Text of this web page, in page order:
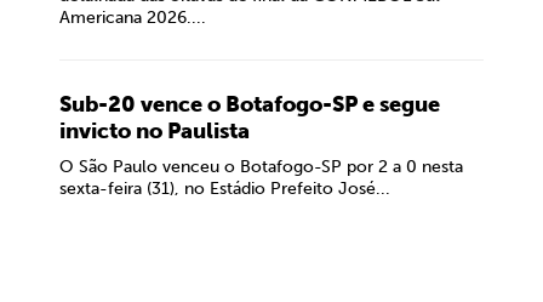
Americana 2026....
Sub-20 vence o Botafogo-SP e segue
invicto no Paulista
O São Paulo venceu o Botafogo-SP por 2 a 0 nesta
sexta-feira (31), no Estádio Prefeito José...